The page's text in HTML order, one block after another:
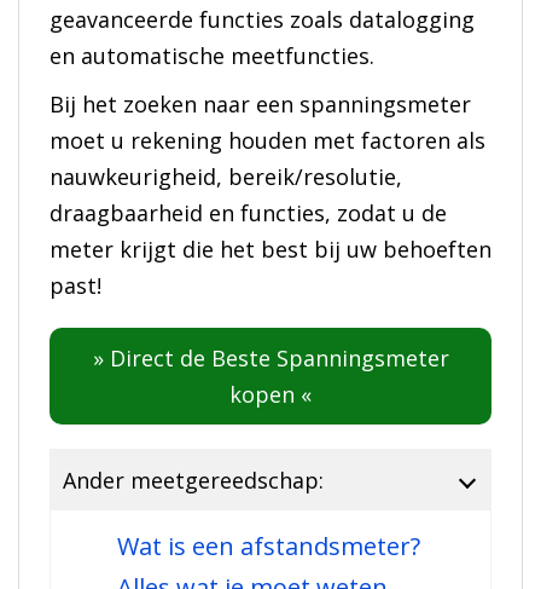
geavanceerde functies zoals datalogging
en automatische meetfuncties.
Bij het zoeken naar een spanningsmeter
moet u rekening houden met factoren als
nauwkeurigheid, bereik/resolutie,
draagbaarheid en functies, zodat u de
meter krijgt die het best bij uw behoeften
past!
» Direct de Beste Spanningsmeter
kopen «
Ander meetgereedschap:
Wat is een afstandsmeter?